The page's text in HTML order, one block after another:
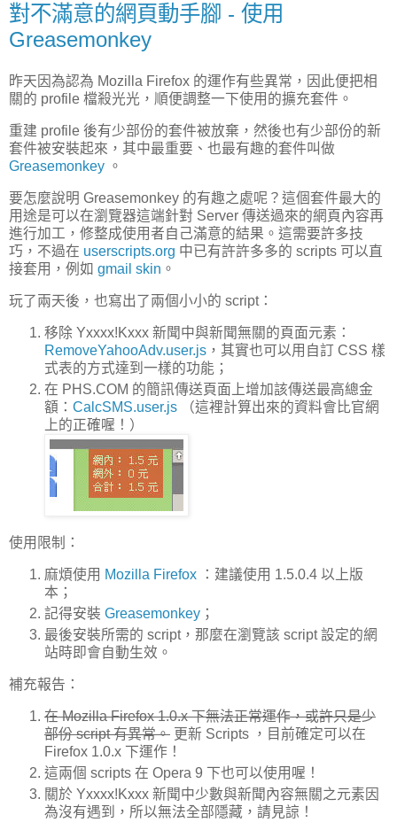
對不滿意的網頁動手腳 - 使用
Greasemonkey
昨天因為認為 Mozilla Firefox 的運作有些異常，因此便把相
關的 profile 檔殺光光，順便調整一下使用的擴充套件。
重建 profile 後有少部份的套件被放棄，然後也有少部份的新
套件被安裝起來，其中最重要、也最有趣的套件叫做
Greasemonkey 。
要怎麼說明 Greasemonkey 的有趣之處呢？這個套件最大的
用途是可以在瀏覽器這端針對 Server 傳送過來的網頁內容再
進行加工，修整成使用者自己滿意的結果。這需要許多技
巧，不過在 userscripts.org 中已有許許多多的 scripts 可以直
接套用，例如 gmail skin 。
玩了兩天後，也寫出了兩個小小的 script：
移除 Yxxxx!Kxxx 新聞中與新聞無關的頁面元素：
RemoveYahooAdv.user.js ，其實也可以用自訂 CSS 樣
式表的方式達到一樣的功能；
在 PHS.COM 的簡訊傳送頁面上增加該傳送最高總金
額： CalcSMS.user.js （這裡計算出來的資料會比官網
上的正確喔！）
使用限制：
麻煩使用 Mozilla Firefox ：建議使用 1.5.0.4 以上版
本；
記得安裝 Greasemonkey ；
最後安裝所需的 script，那麼在瀏覽該 script 設定的網
站時即會自動生效。
補充報告：
在 Mozilla Firefox 1.0.x 下無法正常運作，或許只是少
部份 script 有異常。 更新 Scripts ，目前確定可以在
Firefox 1.0.x 下運作！
這兩個 scripts 在 Opera 9 下也可以使用喔！
關於 Yxxxx!Kxxx 新聞中少數與新聞內容無關之元素因
為沒有遇到，所以無法全部隱藏，請見諒！